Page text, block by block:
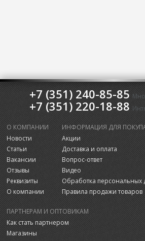
+7 (351) 240-85-85
+7 (351) 220-18-88
О КОМПАНИИ
Новости
Статьи
Вакансии
Отзывы
Реквизиты
О компании
ИНФОРМАЦИЯ ДЛЯ
Акции
Доставка и оплата
Вопрос-ответ
Видео
Обработка персональных
Правила продажи товаров
ПАРТНЕРАМ И ОПТОВИКАМ
Как стать партнером
Магазины